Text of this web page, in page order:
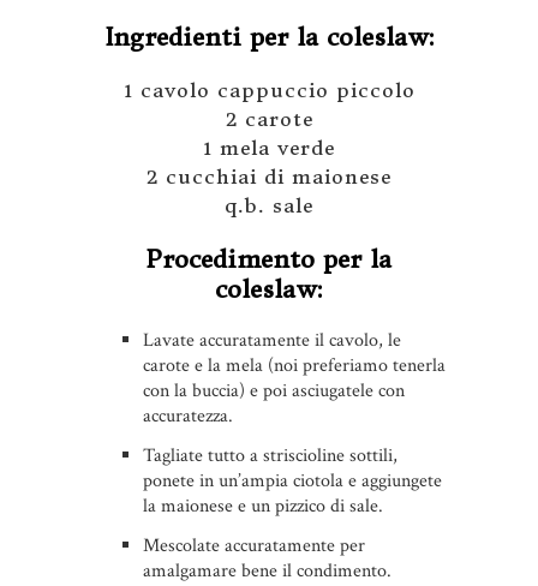
Ingredienti per la coleslaw:
1 cavolo cappuccio piccolo
2 carote
1 mela verde
2 cucchiai di maionese
q.b. sale
Procedimento per la
coleslaw:
Lavate accuratamente il cavolo, le
carote e la mela (noi preferiamo tenerla
con la buccia) e poi asciugatele con
accuratezza.
Tagliate tutto a striscioline sottili,
ponete in un’ampia ciotola e aggiungete
la maionese e un pizzico di sale.
Mescolate accuratamente per
amalgamare bene il condimento.